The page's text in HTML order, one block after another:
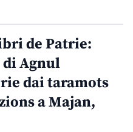
de Patrie:
di Agnul
dai taramots
a Majan,